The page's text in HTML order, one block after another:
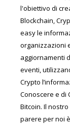
l'obiettivo di
Blockchain,
easy le
organizzazioni
aggiornamenti
eventi,
Crypto
Conoscere e di
Bitcoin. Il
parere per noi